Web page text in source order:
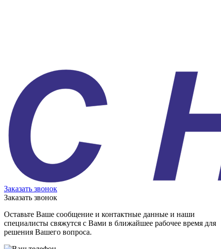
Заказать звонок
Заказать звонок
Оставьте Ваше сообщение и контактные данные и наши
специалисты свяжутся с Вами в ближайшее рабочее время для
решения Вашего вопроса.